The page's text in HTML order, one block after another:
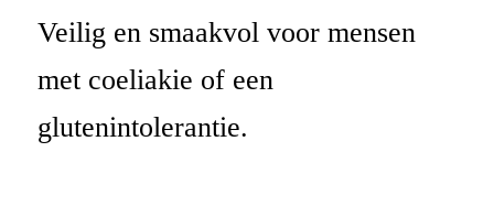
Veilig en smaakvol voor mensen
met coeliakie of een
glutenintolerantie.